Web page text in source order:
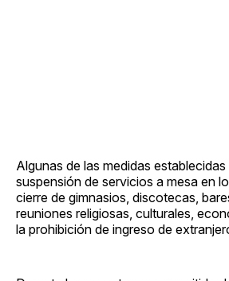
Algunas de las medidas
suspensión de servicios a mesa en
cierre de gimnasios, discotecas,
reuniones religiosas, culturales,
la prohibición de ingreso de